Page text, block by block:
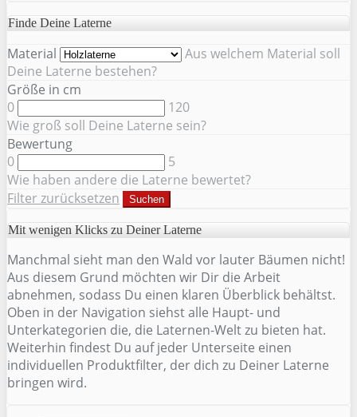
Finde Deine Laterne
Material
Aus welchem Material soll
Deine Laterne bestehen?
Größe in cm
0
120
Wie groß soll Deine Laterne sein?
Bewertung
0
5
Wie haben andere die Laterne bewertet?
Filter zurücksetzen
Suchen
Mit wenigen Klicks zu Deiner Laterne
Manchmal sieht man den Wald vor lauter Bäumen nicht!
Aus diesem Grund möchten wir Dir die Arbeit
abnehmen, sodass Du einen klaren Überblick behältst.
Oben in der Navigation siehst alle Haupt- und
Unterkategorien die, die Laternen-Welt zu bieten hat.
Weiterhin findest Du auf jeder Unterseite einen
individuellen Produktfilter, der dich zu Deiner Laterne
bringen wird.